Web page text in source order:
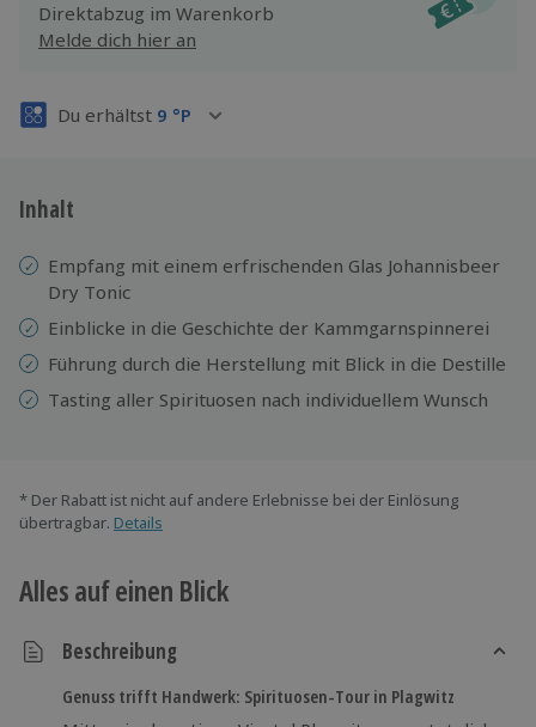
Maximale Sicherheit
3 Jahre gültig & verlängerbar.
Direktabzug im Warenkorb
Melde dich hier an
Du erhältst 9 °P
Inhalt
Empfang mit einem erfrischenden Glas Johannisbeer
Dry Tonic
Einblicke in die Geschichte der Kammgarnspinnerei
Führung durch die Herstellung mit Blick in die Destille
Tasting aller Spirituosen nach individuellem Wunsch
* Der Rabatt ist nicht auf andere Erlebnisse bei der Einlösung
übertragbar. Details
Alles auf einen Blick
Beschreibung
Genuss trifft Handwerk: Spirituosen-Tour in Plagwitz